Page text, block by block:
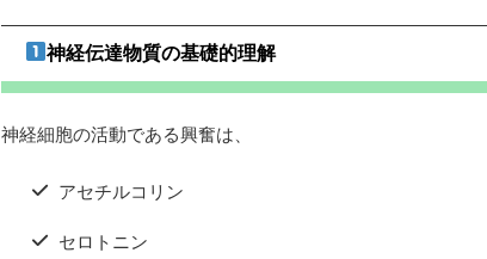
神経伝達物質の基礎的理解
神経細胞の活動である興奮は、
アセチルコリン
セロトニン